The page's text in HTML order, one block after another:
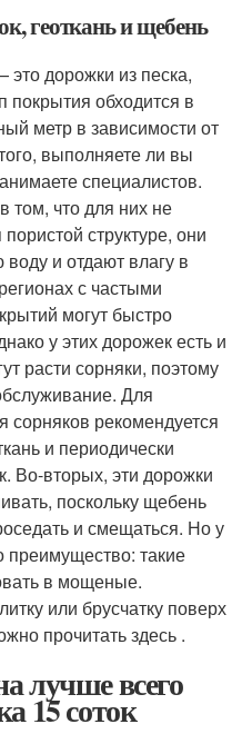
геоткань и щебень
дорожки из песка,
покрытия обходится в
метр в зависимости от
выполняете ли вы
специалистов.
том, что для них не
структуре, они
и отдают влагу в
с частыми
могут быстро
у этих дорожек есть и
расти сорняки, поэтому
Для
рекомендуется
и периодически
Во-вторых, эти дорожки
поскольку щебень
и смещаться. Но у
преимущество: такие
в мощеные.
или брусчатку поверх
прочитать здесь .
лучше всего
15 соток